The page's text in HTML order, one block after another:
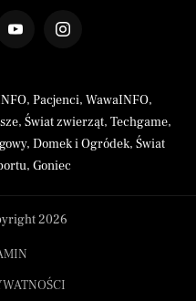
, Pacjenci, WawaINFO,
, Świat zwierząt, Techgame,
, Domek i Ogródek, Świat
, Goniec
2026